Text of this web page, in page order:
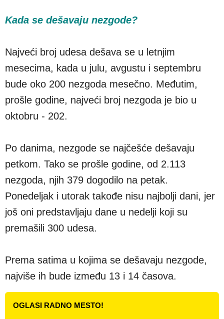
Kada se dešavaju nezgode?
Najveći broj udesa dešava se u letnjim
mesecima, kada u julu, avgustu i septembru
bude oko 200 nezgoda mesečno. Međutim,
prošle godine, najveći broj nezgoda je bio u
oktobru - 202.
Po danima, nezgode se najčešće dešavaju
petkom. Tako se prošle godine, od 2.113
nezgoda, njih 379 dogodilo na petak.
Ponedeljak i utorak takođe nisu najbolji dani, jer
još oni predstavljaju dane u nedelji koji su
premašili 300 udesa.
Prema satima u kojima se dešavaju nezgode,
najviše ih bude između 13 i 14 časova.
OGLASI RADNO MESTO!